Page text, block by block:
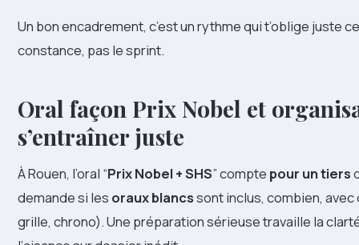
Un bon encadrement, c’est un rythme qui t’oblige juste
constance, pas le sprint.
Oral façon Prix Nobel et
s’entraîner juste
À Rouen, l’oral “Prix Nobel + SHS” compte pour un tiers
demande si les oraux blancssont inclus, combien,
grille, chrono). Une préparation sérieuse travaille la